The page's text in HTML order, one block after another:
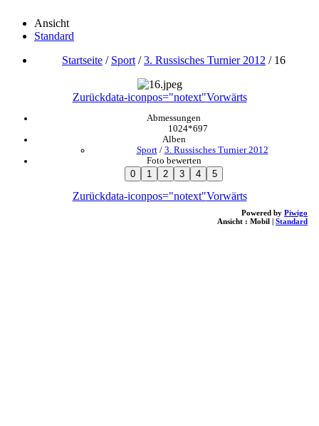
Ansicht
Standard
Startseite / Sport /3. Russisches Turnier 2012 / 16
Zurückdata-iconpos="notext"Vorwärts
Abmessungen
1024*697
Alben
Sport/ 3. Russisches Turnier 2012
Foto bewerten
Zurückdata-iconpos="notext"Vorwärts
Powered by Piwigo
Ansicht : Mobil Standard